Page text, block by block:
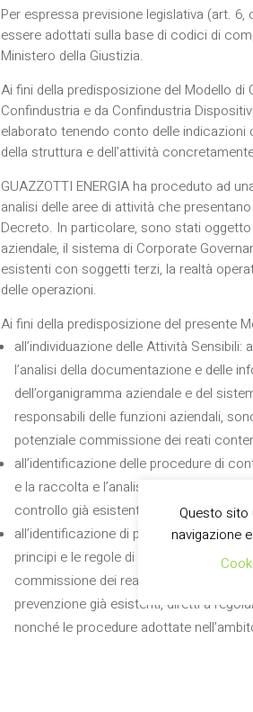
Per espressa previsione legislativa (art.
essere adottati sulla base di codici di
Ministero della Giustizia.
Ai fini della predisposizione del Modello di
Confindustria e da Confindustria
elaborato tenendo conto delle
della struttura e dell’attività
GUAZZOTTI ENERGIA ha proceduto ad
analisi delle aree di attività che
Decreto. In particolare, sono stati oggetto
aziendale, il sistema di Corporate
esistenti con soggetti terzi, la realtà
delle operazioni.
Ai fini della predisposizione del presente
all’individuazione delle Attività
l’analisi della documentazione e delle
dell’organigramma aziendale e del
responsabili delle funzioni aziendali,
potenziale commissione dei reati
all’identificazione delle procedure di
e la raccolta e l’analisi di specifica
controllo già esistenti nelle Attività
all’identificazione di principi e regole di
principi e le regole di prevenzione che
commissione dei reati rilevanti per la
prevenzione già esistenti, diretti a
nonché le procedure adottate
Questo sito
navigazione